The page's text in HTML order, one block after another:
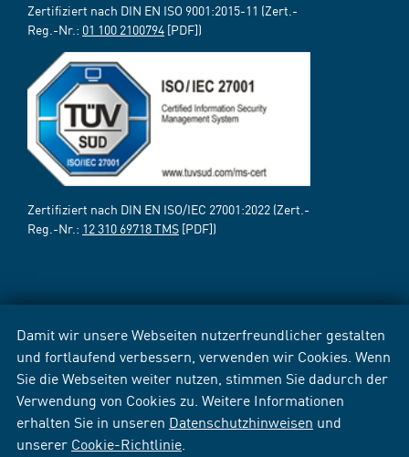
Damit wir unsere Webseiten nutzerfreundlicher gestalten
und fortlaufend verbessern, verwenden wir Cookies. Wenn
Sie die Webseiten weiter nutzen, stimmen Sie dadurch der
Verwendung von Cookies zu. Weitere Informationen
erhalten Sie in unseren Datenschutzhinweisen und
unserer Cookie-Richtlinie
Zertifiziert nach DIN EN ISO 9001:2015-11 (Zert.-
Reg.-Nr.: 01 100 2100794 [PDF])
Zertifiziert nach DIN EN ISO/IEC 27001:2022 (Zert.-
Reg.-Nr.: 12 310 69718 TMS [PDF])